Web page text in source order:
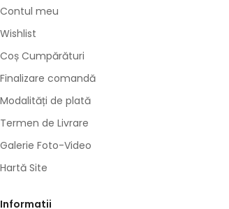
Contul meu
Wishlist
Coș Cumpărături
Finalizare comandă
Modalități de plată
Termen de Livrare
Galerie Foto-Video
Hartă Site
Informatii